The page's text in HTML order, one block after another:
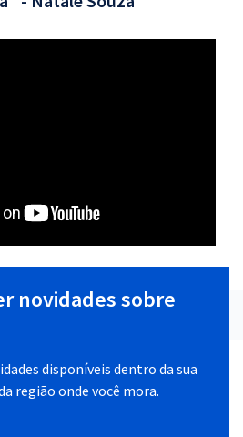
novidades sobre
disponíveis dentro da sua
região onde você mora.